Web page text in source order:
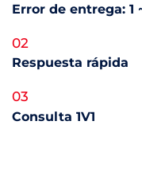
Error de entrega: 1
02
Respuesta rápida
03
Consulta 1V1